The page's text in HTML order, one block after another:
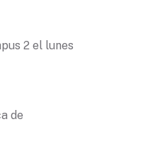
2 el lunes
de